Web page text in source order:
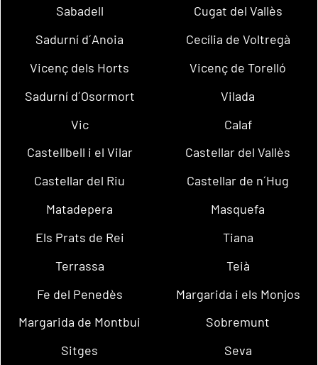
Sabadell
Cugat del Vallès
Sadurní d´Anoia
Cecília de Voltregà
Vicenç dels Horts
Vicenç de Torelló
Sadurní d´Osormort
Vilada
Vic
Calaf
Castellbell i el Vilar
Castellar del Vallès
Castellar del Riu
Castellar de n´Hug
Matadepera
Masquefa
Els Prats de Rei
Tiana
Terrassa
Teià
Fe del Penedès
Margarida i els Monjos
Margarida de Montbui
Sobremunt
Sitges
Seva